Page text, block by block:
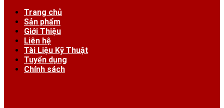
Trang chủ
Sản phẩm
Giới Thiệu
Liên hệ
Tài Liệu Kỹ Thuật
Tuyển dụng
Chính sách